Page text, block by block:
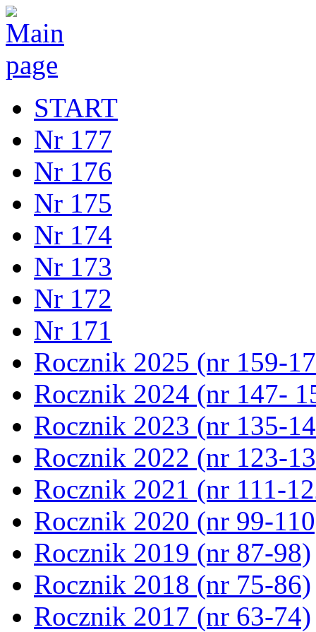
START
Nr 177
Nr 176
Nr 175
Nr 174
Nr 173
Nr 172
Nr 171
Rocznik 2025 (nr 159-
Rocznik 2024 (nr 147-
Rocznik 2023 (nr 135-
Rocznik 2022 (nr 123-
Rocznik 2021 (nr 111-
Rocznik 2020 (nr 99-
Rocznik 2019 (nr 87-98)
Rocznik 2018 (nr 75-86)
Rocznik 2017 (nr 63-74)